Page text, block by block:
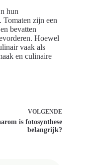
hun
Tomaten zijn een
bevatten
Hoewel
vaak als
en culinaire
VOLGENDE
is fotosynthese
belangrijk?